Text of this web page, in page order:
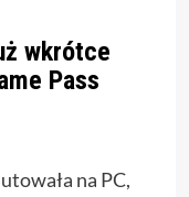
wkrótce
Pass
na PC,